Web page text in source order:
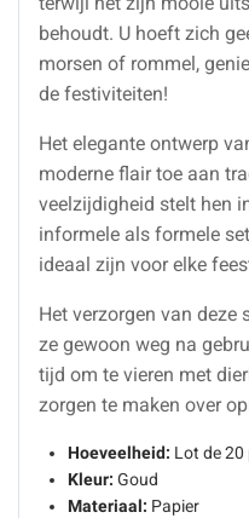
behoudt. U hoeft zich
morsen of rommel,
de festiviteiten!
Het elegante ontwerp
moderne flair toe aan
veelzijdigheid stelt hen
informele als formele
ideaal zijn voor elke
Het verzorgen van
ze gewoon weg na
tijd om te vieren met
zorgen te maken over
Hoeveelheid: Lot de 20
Kleur: Goud
Materiaal: Papier